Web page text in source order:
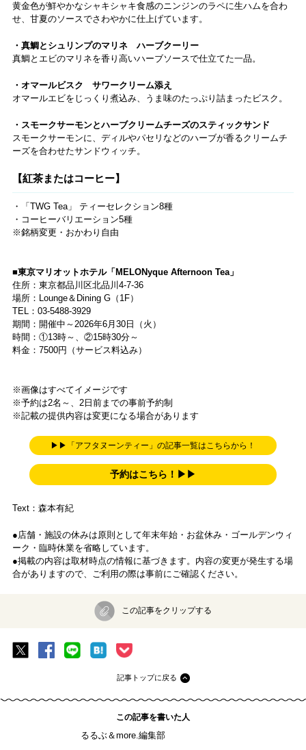
黄金色が鮮やかなシャキシャキ食感のニンジンのラペに生ハムを合わ
せ、甘夏のソースでさわやかに仕上げています。
・真鯛とシュリンプのマリネ ハーブクーリー
真鯛とエビのマリネを香り高いハーブソースで仕立てた一品。
・オマールビスク サワークリーム添え
オマールエビをじっくり煮込み、うま味のたっぷり詰まったビスク。
・スモークサーモンとハーブクリームチーズのスティックサンド
スモークサーモンに、ディルやパセリなどのハーブが香るクリームチ
ーズを合わせたサンドウィッチ。
【紅茶またはコーヒー】
・「TWG Tea」 ティーセレクション8種
・コーヒーバリエーション5種
※銘柄変更・おかわり自由
■東京マリオットホテル「MELONyque Afternoon Tea」
住所：東京都品川区北品川4-7-36
場所：Lounge＆Dining G（1F）
TEL：03-5488-3929
期間：開催中～2026年6月30日（火）
時間：①13時～、②15時30分～
料金：7500円（サービス料込み）
※画像はすべてイメージです
※予約は2名～、2日前までの事前予約制
※記載の提供内容は変更になる場合があります
▶▶「アフタヌーンティー」の記事一覧はこちらから！
予約はこちら！▶▶
Text：森本有紀
●店舗・施設の休みは原則として年末年始・お盆休み・ゴールデンウィ
ーク・臨時休業を省略しています。
●掲載の内容は取材時点の情報に基づきます。内容の変更が発生する場
合がありますので、ご利用の際は事前にご確認ください。
この記事をクリップする
記事トップに戻る
この記事を書いた人
るるぶ＆more.編集部